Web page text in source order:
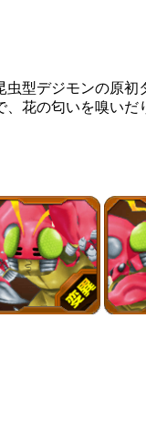
型デジモンの原
花の匂いを嗅い